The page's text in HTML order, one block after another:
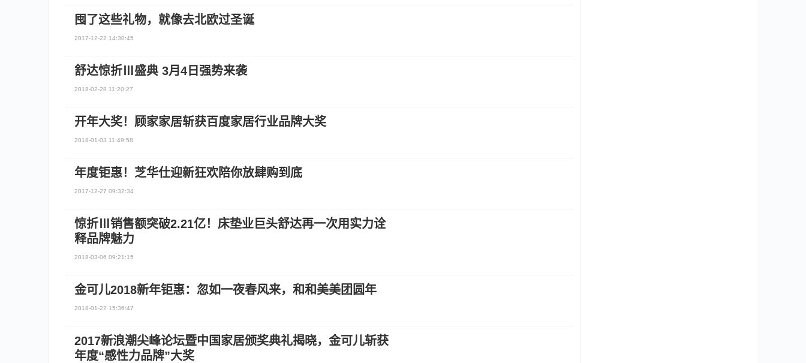
囤了这些礼物，就像去北欧过圣诞
2017-12-22 14:30:45
舒达惊折Ⅲ盛典 3月4日强势来袭
2018-02-28 11:20:27
开年大奖！顾家家居斩获百度家居行业品牌大奖
2018-01-03 11:49:58
年度钜惠！芝华仕迎新狂欢陪你放肆购到底
2017-12-27 09:32:34
惊折Ⅲ销售额突破2.21亿！床垫业巨头舒达再一次用实力诠
释品牌魅力
2018-03-06 09:21:15
金可儿2018新年钜惠：忽如一夜春风来，和和美美团圆年
2018-01-22 15:36:47
2017新浪潮尖峰论坛暨中国家居颁奖典礼揭晓，金可儿斩获
年度“感性力品牌”大奖